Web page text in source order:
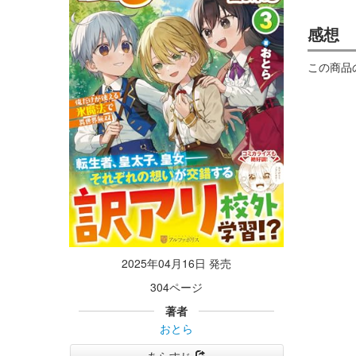
2025年04月16日 発売
304ページ
著者
おとら
感想
この商品